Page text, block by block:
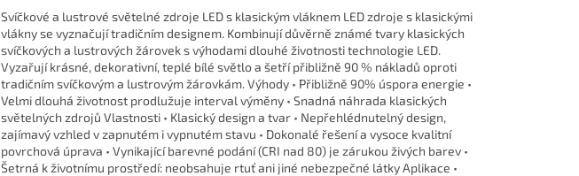
Svíčkové a lustrové světelné zdroje LED s klasickým vláknem LED zdroje s klasickými
vlákny se vyznačují tradičním designem. Kombinují důvěrně známé tvary klasických
svíčkových a lustrových žárovek s výhodami dlouhé životnosti technologie LED.
Vyzařují krásné, dekorativní, teplé bílé světlo a šetří přibližně 90 % nákladů oproti
tradičním svíčkovým a lustrovým žárovkám. Výhody • Přibližně 90% úspora energie •
Velmi dlouhá životnost prodlužuje interval výměny • Snadná náhrada klasických
světelných zdrojů Vlastnosti • Klasický design a tvar • Nepřehlédnutelný design,
zajímavý vzhled v zapnutém i vypnutém stavu • Dokonalé řešení a vysoce kvalitní
povrchová úprava • Vynikající barevné podání (CRI nad 80) je zárukou živých barev •
Šetrná k životnímu prostředí: neobsahuje rtuť ani jiné nebezpečné látky Aplikace •